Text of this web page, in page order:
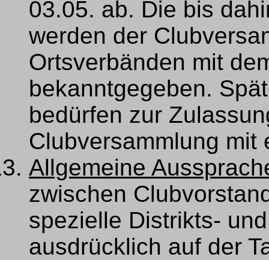
03.05. ab. Die bis
werden der
Ortsverbänden mit
bekanntgegeben.
bedürfen zur
Clubversammlung mit
Allgemeine
zwischen
spezielle Distrikts-
ausdrücklich auf der